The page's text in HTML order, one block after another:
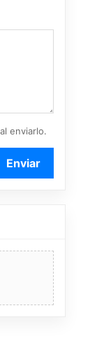
enviarlo.
Enviar